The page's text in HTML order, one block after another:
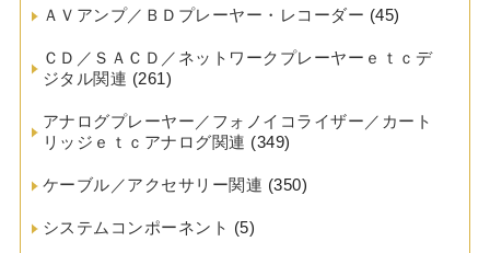
ＡＶアンプ／ＢＤプレーヤー・レコーダー (45)
ＣＤ／ＳＡＣＤ／ネットワークプレーヤーｅｔｃデ
ジタル関連 (261)
アナログプレーヤー／フォノイコライザー／カート
リッジｅｔｃアナログ関連 (349)
ケーブル／アクセサリー関連 (350)
システムコンポーネント (5)